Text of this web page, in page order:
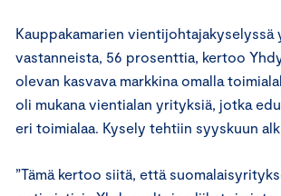
Kauppakamarien vientijohtajakyselyssä
vastanneista, 56 prosenttia, kertoo
olevan kasvava markkina omalla
oli mukana vientialan yrityksiä, jotka
eri toimialaa. Kysely tehtiin syyskuun
”Tämä kertoo siitä, että